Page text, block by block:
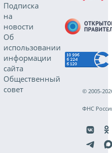
Подписка
на
новости
Об
использовании
информации
сайта
Общественный
совет
© 2005-
ФНС